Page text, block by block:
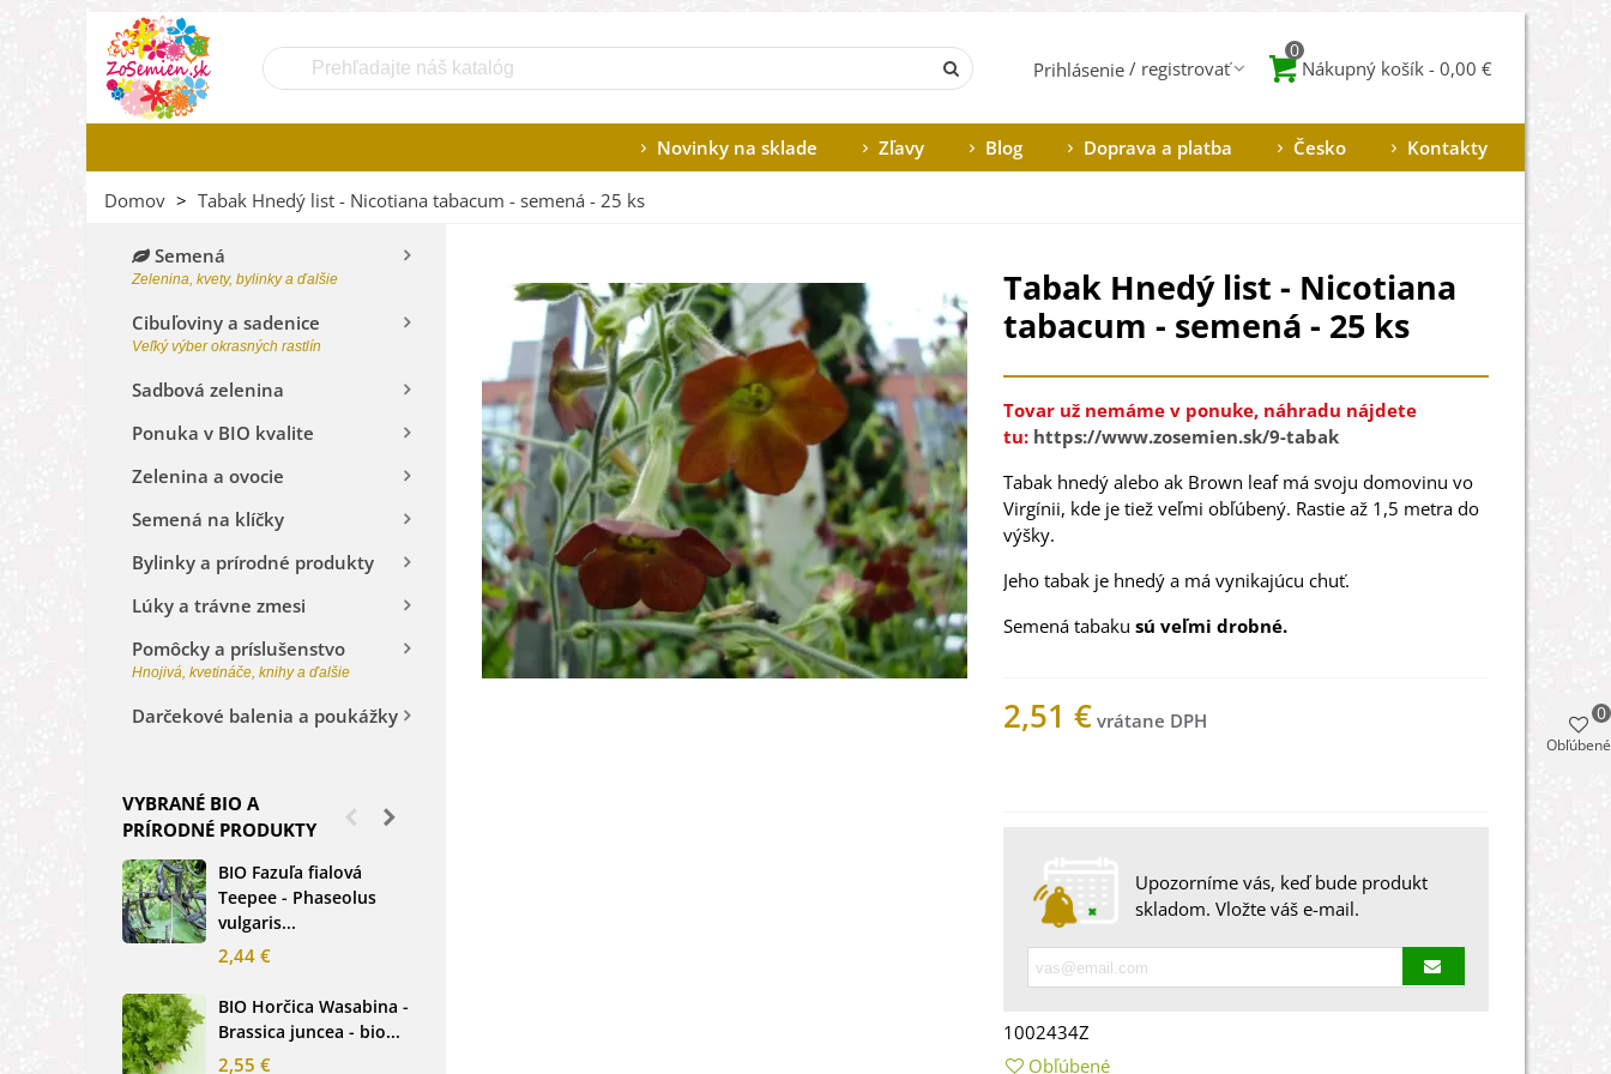
Prihlásenie
0
Nákupný košík - 0,00 €
Novinky na sklade Zľavy Blog Doprava a platba Česko Kontakty
Domov > Tabak Hnedý list - Nicotiana tabacum - semená - 25 ks
Semená
Zelenina, kvety, bylinky a ďalšie
Cibuľoviny a sadenice
Veľký výber okrasných rastlín
Sadbová zelenina
Ponuka v BIO kvalite
Zelenina a ovocie
Semená na klíčky
Bylinky a prírodné produkty
Lúky a trávne zmesi
Pomôcky a príslušenstvo
Hnojivá, kvetináče, knihy a ďalšie
Darčekové balenia a poukážky
VYBRANÉ BIO A
PRÍRODNÉ PRODUKTY
BIO Fazuľa fialová
Teepee - Phaseolus
vulgaris...
2,44 €
BIO Horčica Wasabina -
Brassica juncea - bio...
2,55 €
Tabak Hnedý list - Nicotiana
tabacum - semená - 25 ks
Tovar už nemáme v ponuke, náhradu nájdete
tu: https://www.zosemien.sk/9-tabak
Tabak hnedý alebo ak Brown leaf má svoju domovinu vo
Virgínii, kde je tiež veľmi obľúbený. Rastie až 1,5 metra do
výšky.
Jeho tabak je hnedý a má vynikajúcu chuť.
Semená tabaku sú veľmi drobné.
2,51 €
Upozorníme vás, keď bude produkt
skladom. Vložte váš e-mail.
1002434Z
Obľúbené
Obľúbené
0